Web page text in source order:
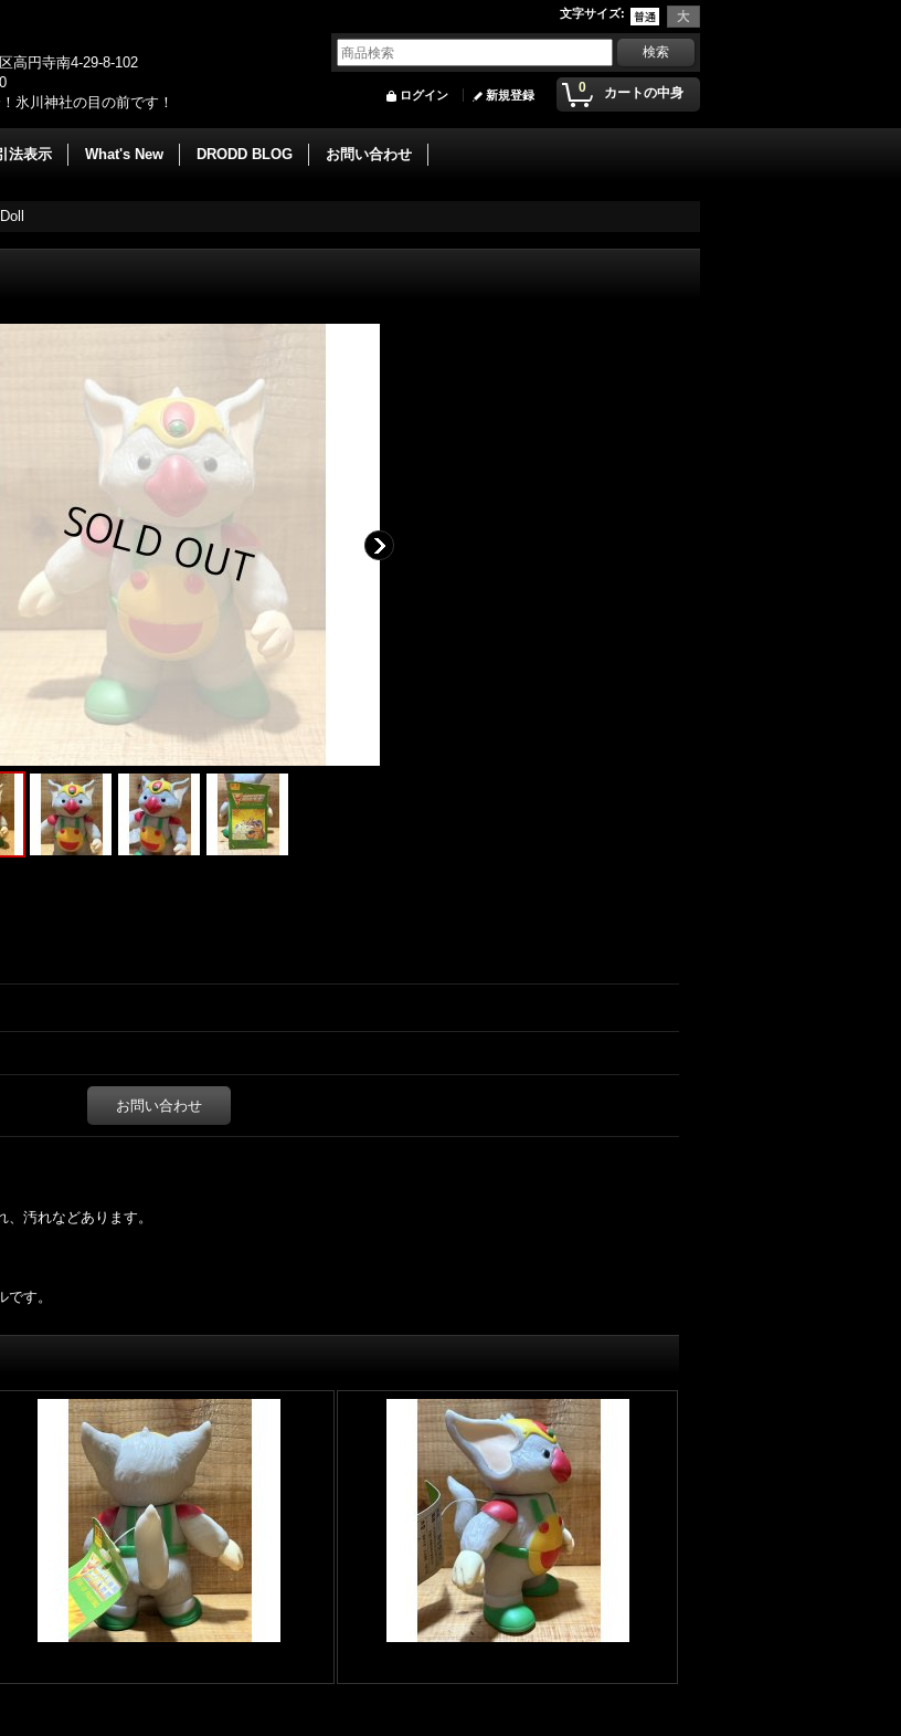
文字サイズ:
高円寺南4-29-8-102
氷川神社の目の前です！
0 カートの中身
ログイン 新規登録
法表示 What's New DRODD BLOG お問い合わせ
お問い合わせ
汚れなどあります。
す。